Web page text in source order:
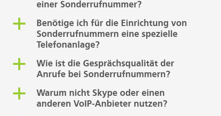
einer Sonderrufnummer?
a
Benötige ich für die Einrichtung von
Sonderrufnummern eine spezielle
Telefonanlage?
a
Wie ist die Gesprächsqualität der
Anrufe bei Sonderrufnummern?
a
Warum nicht Skype oder einen
anderen VoIP-Anbieter nutzen?